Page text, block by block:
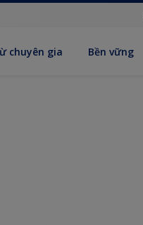
chuyên gia Bền vững